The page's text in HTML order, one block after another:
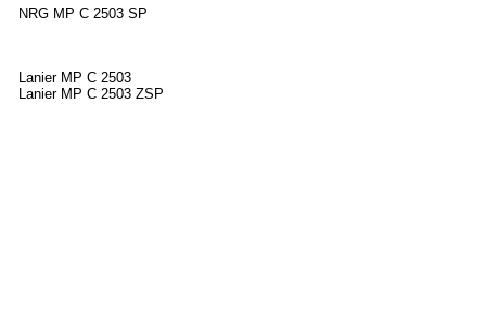
NRG MP C 2503 SP
Lanier MP C 2503
Lanier MP C 2503 ZSP